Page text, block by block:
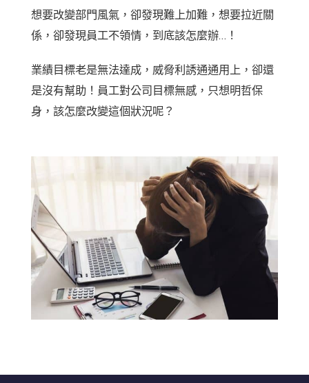
想要改變部門風氣，卻發現難上加難，想要拉近關
係，卻發現員工不領情，到底該怎麼辦… ！
業績目標老是無法達成，威脅利誘通通用上，卻還
是沒有幫助！員工對公司目標無感，只想明哲保
身，該怎麼改變這個狀況呢？